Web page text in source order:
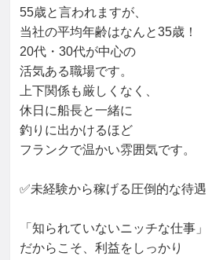
55歳と言われますが、
当社の平均年齢はなんと35歳！
20代・30代が中心の
活気ある職場です。
上下関係も厳しくなく、
休日に船長と一緒に
釣りに出かけるほど
フランクで温かい雰囲気です。
✅未経験から稼げる圧倒的な待遇
「知られていないニッチな仕事」
だからこそ、利益をしっかり